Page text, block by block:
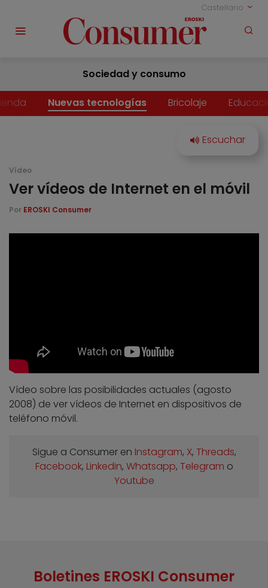
Castellano
Sociedad y consumo
Nuevas tecnologías Bricolaje
Vídeo
Ver vídeos de Internet en el móvil
Por EROSKI Consumer
Vídeo sobre las posibilidades actuales (agosto
2008) de ver vídeos de Internet en dispositivos de
teléfono móvil.
Sigue a Consumer en Instagram, X, Threads,
Facebook, Linkedin, Whatsapp, Telegram o
Youtube
Boletines EROSKI Consumer